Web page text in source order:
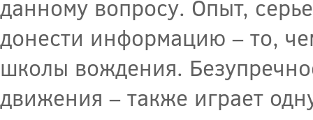
данному вопросу. Опыт,
донести информацию – то,
школы вождения.
движения – также играет